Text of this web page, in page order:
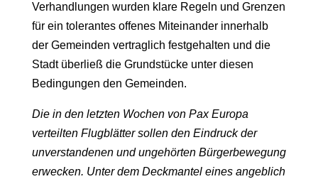
Verhandlungen wurden klare Regeln und Grenzen
für ein tolerantes offenes Miteinander innerhalb
der Gemeinden vertraglich festgehalten und die
Stadt überließ die Grundstücke unter diesen
Bedingungen den Gemeinden.
Die in den letzten Wochen von Pax Europa
verteilten Flugblätter sollen den Eindruck der
unverstandenen und ungehörten Bürgerbewegung
erwecken. Unter dem Deckmantel eines angeblich